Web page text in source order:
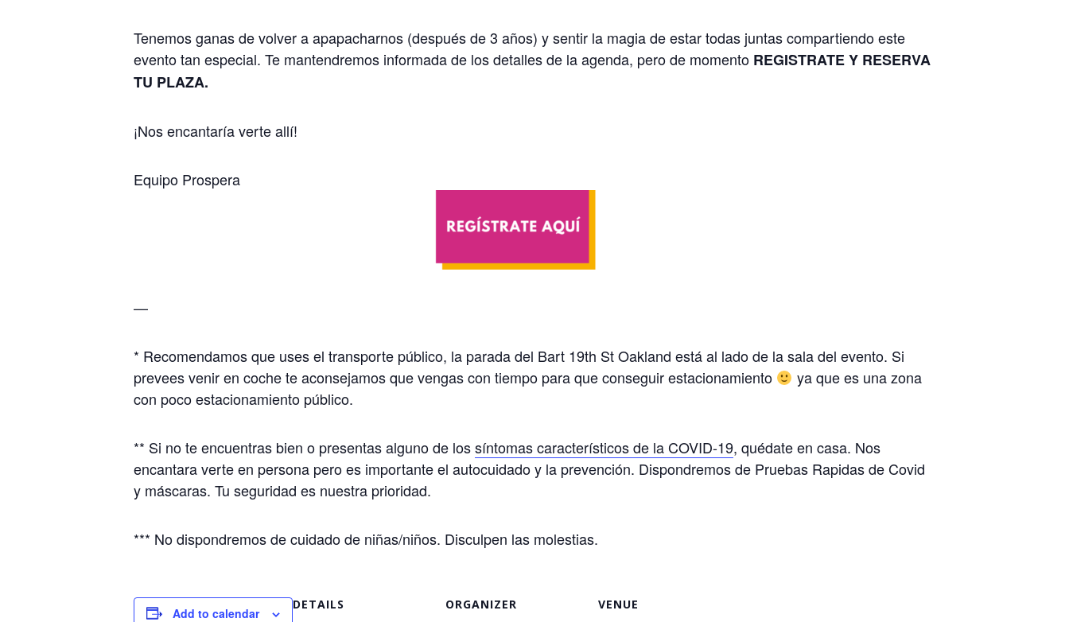
Tenemos ganas de volver a apapacharnos (después de 3 años) y sentir la magia de estar todas juntas compartiendo este
evento tan especial. Te mantendremos informada de los detalles de la agenda, pero de momento REGISTRATE Y RESERVA
TU PLAZA.
¡Nos encantaría verte allí!
Equipo Prospera
—
* Recomendamos que uses el transporte público, la parada del Bart 19th St Oakland está al lado de la sala del evento. Si
prevees venir en coche te aconsejamos que vengas con tiempo para que conseguir estacionamiento
ya que es una zona
con poco estacionamiento público.
** Si no te encuentras bien o presentas alguno de lossíntomas característicos de la COVID-19, quédate en casa. Nos
encantara verte en persona pero es importante el autocuidado y la prevención. Dispondremos de Pruebas Rapidas de Covid
y máscaras. Tu seguridad es nuestra prioridad.
*** No dispondremos de cuidado de niñas/niños. Disculpen las molestias.
Add to calendar
DETAILS ORGANIZER VENUE